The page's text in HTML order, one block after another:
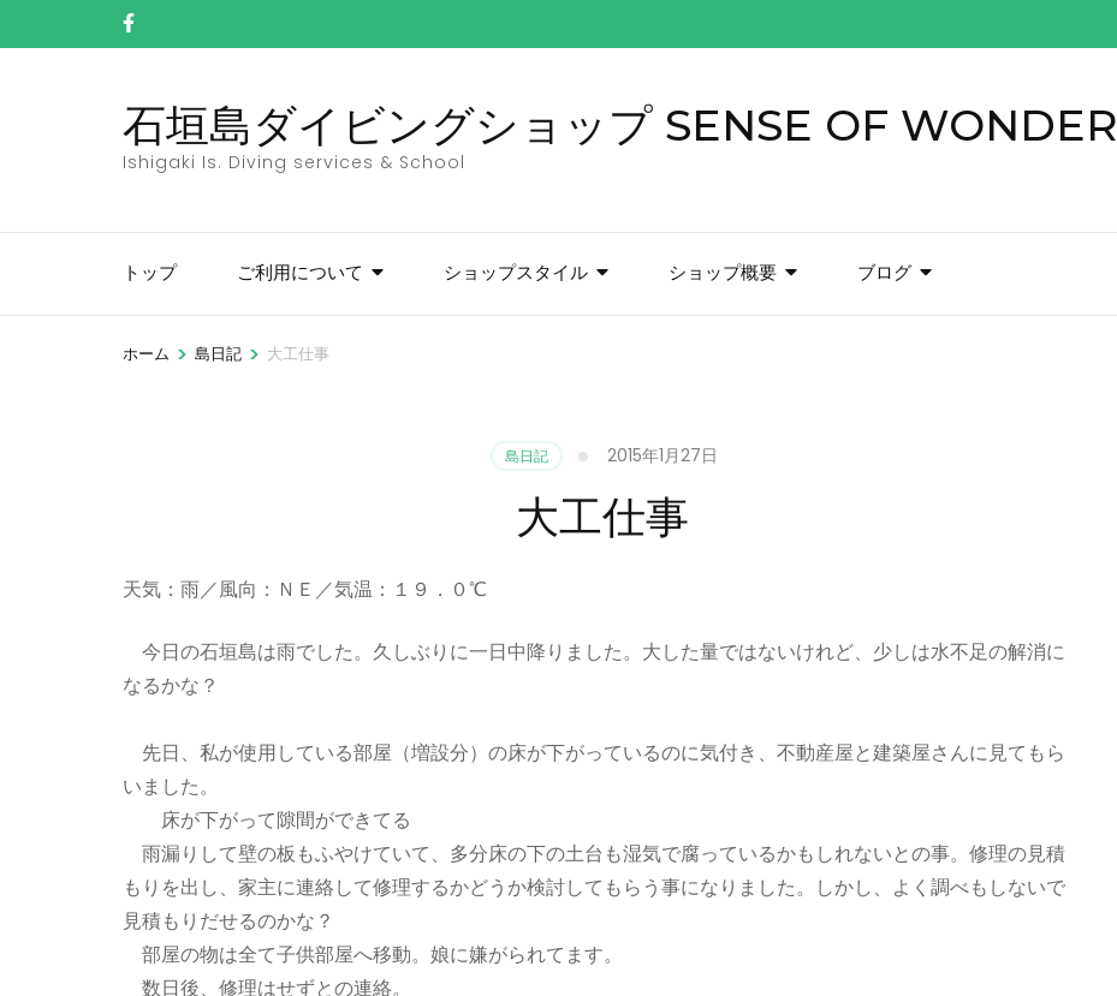
ン
プ
石垣島ダイビングショップ SENSE OF WONDER
Ishigaki Is. Diving services & School
トップ ご利用について ショップスタイル ショップ概要 ブログ
ホーム > 島日記 > 大工仕事
島日記 2015年1月27日
大工仕事
天気：雨／風向：ＮＥ／気温：１９．０℃
今日の石垣島は雨でした。久しぶりに一日中降りました。大した量ではないけれど、少しは水不足の解消に
なるかな？
先日、私が使用している部屋（増設分）の床が下がっているのに気付き、不動産屋と建築屋さんに見てもら
いました。
床が下がって隙間ができてる
雨漏りして壁の板もふやけていて、多分床の下の土台も湿気で腐っているかもしれないとの事。修理の見積
もりを出し、家主に連絡して修理するかどうか検討してもらう事になりました。しかし、よく調べもしないで
見積もりだせるのかな？
部屋の物は全て子供部屋へ移動。娘に嫌がられてます。
数日後、修理はせずとの連絡。